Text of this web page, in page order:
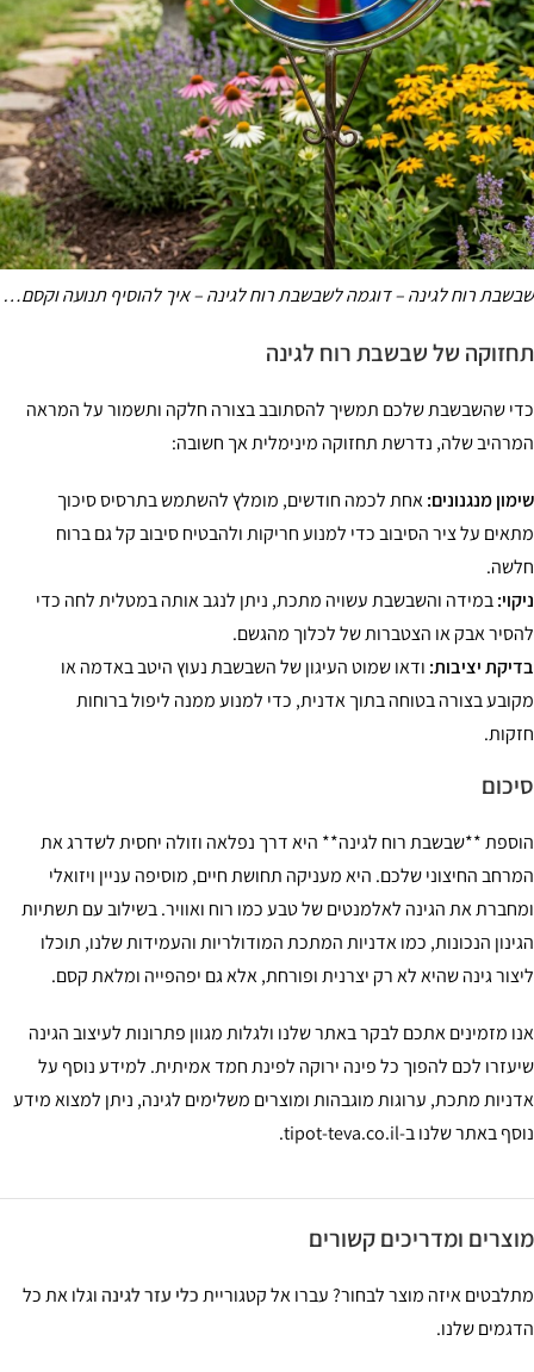
שבשבת רוח לגינה – דוגמה לשבשבת רוח לגינה – איך להוסיף תנועה וקסם…
תחזוקה של שבשבת רוח לגינה
כדי שהשבשבת שלכם תמשיך להסתובב בצורה חלקה ותשמור על המראה
המרהיב שלה, נדרשת תחזוקה מינימלית אך חשובה:
שימון מנגנונים:אחת לכמה חודשים, מומלץ להשתמש בתרסיס סיכוך
מתאים על ציר הסיבוב כדי למנוע חריקות ולהבטיח סיבוב קל גם ברוח
חלשה.
ניקוי:במידה והשבשבת עשויה מתכת, ניתן לנגב אותה במטלית לחה כדי
להסיר אבק או הצטברות של לכלוך מהגשם.
בדיקת יציבות: ודאו שמוט העיגון של השבשבת נעוץ היטב באדמה או
מקובע בצורה בטוחה בתוך אדנית, כדי למנוע ממנה ליפול ברוחות
חזקות.
סיכום
הוספת **שבשבת רוח לגינה** היא דרך נפלאה וזולה יחסית לשדרג את
המרחב החיצוני שלכם. היא מעניקה תחושת חיים, מוסיפה עניין ויזואלי
ומחברת את הגינה לאלמנטים של טבע כמו רוח ואוויר. בשילוב עם תשתיות
הגינון הנכונות, כמו אדניות המתכת המודולריות והעמידות שלנו, תוכלו
ליצור גינה שהיא לא רק יצרנית ופורחת, אלא גם יפהפייה ומלאת קסם.
אנו מזמינים אתכם לבקר באתר שלנו ולגלות מגוון פתרונות לעיצוב הגינה
שיעזרו לכם להפוך כל פינה ירוקה לפינת חמד אמיתית. למידע נוסף על
אדניות מתכת, ערוגות מוגבהות ומוצרים משלימים לגינה, ניתן למצוא מידע
נוסף באתר שלנו ב-tipot-teva.co.il.
מוצרים ומדריכים קשורים
מתלבטים איזה מוצר לבחור? עברו אל קטגורייתכלי עזר לגינהוגלו את כל
הדגמים שלנו.